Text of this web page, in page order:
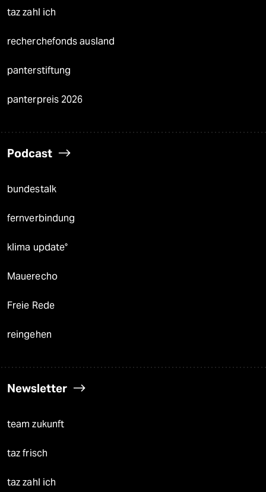
taz zahl ich
recherchefonds ausland
panterstiftung
panterpreis 2026
Podcast
bundestalk
fernverbindung
klima update°
Mauerecho
Freie Rede
reingehen
Newsletter
team zukunft
taz frisch
taz zahl ich